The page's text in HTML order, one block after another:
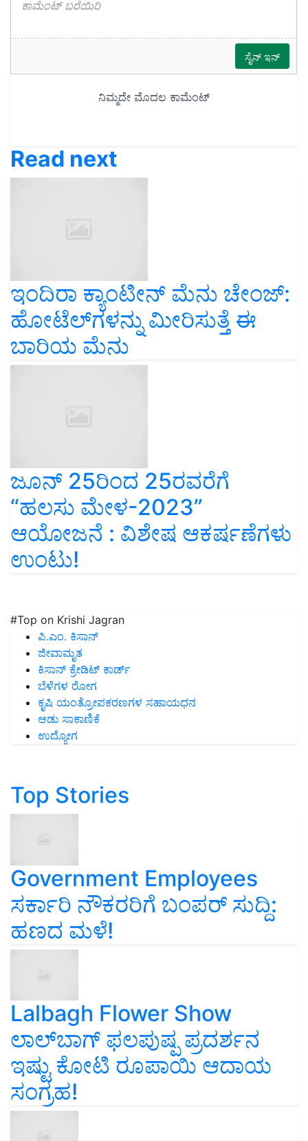
Read next
ಇಂದಿರಾ ಕ್ಯಾಂಟೀನ್‌ ಮೆನು ಚೇಂಜ್‌:
ಹೋಟೆಲ್‌ಗಳನ್ನು ಮೀರಿಸುತ್ತೆ ಈ
ಬಾರಿಯ ಮೆನು
ಜೂನ್‌ 25ರಿಂದ 25ರವರೆಗೆ
“ಹಲಸು ಮೇಳ-2023”
ಆಯೋಜನೆ : ವಿಶೇಷ ಆಕರ್ಷಣೆಗಳು
ಉಂಟು!
#Top on Krishi Jagran
ಪಿ.ಎಂ. ಕಿಸಾನ್
ಜೀವಾಮೃತ
ಕಿಸಾನ್ ಕ್ರೇಡಿಟ್ ಕಾರ್ಡ್
ಬೆಳೆಗಳ ರೋಗ
ಕೃಷಿ ಯಂತ್ರೋಪಕರಣಗಳ ಸಹಾಯಧನ
ಆಡು ಸಾಕಾಣಿಕೆ
ಉದ್ಯೋಗ
Top Stories
Government Employees
ಸರ್ಕಾರಿ ನೌಕರರಿಗೆ ಬಂಪರ್‌ ಸುದ್ದಿ:
ಹಣದ ಮಳೆ!
Lalbagh Flower Show
ಲಾಲ್‌ಬಾಗ್ ಫಲಪುಷ್ಪ ಪ್ರದರ್ಶನ
ಇಷ್ಟು ಕೋಟಿ ರೂಪಾಯಿ ಆದಾಯ
ಸಂಗ್ರಹ!